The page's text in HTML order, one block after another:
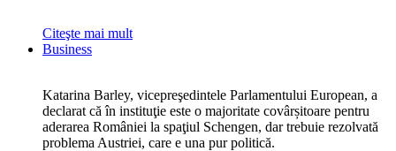
Citeşte mai mult
Business
Katarina Barley, vicepreşedintele Parlamentului European, a
declarat că în instituţie este o majoritate covârșitoare pentru
aderarea României la spaţiul Schengen, dar trebuie rezolvată
problema Austriei, care e una pur politică.